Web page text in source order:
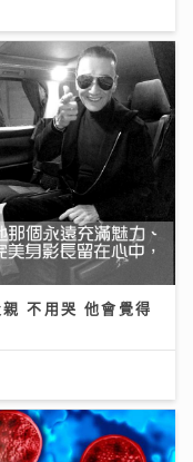
不用哭 他會覺得